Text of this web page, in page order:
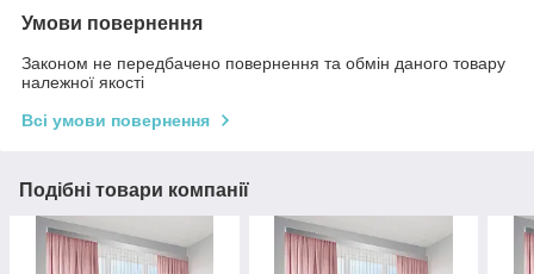
Умови повернення
Законом не передбачено повернення та обмін даного товару
належної якості
Всі умови повернення
Подібні товари компанії